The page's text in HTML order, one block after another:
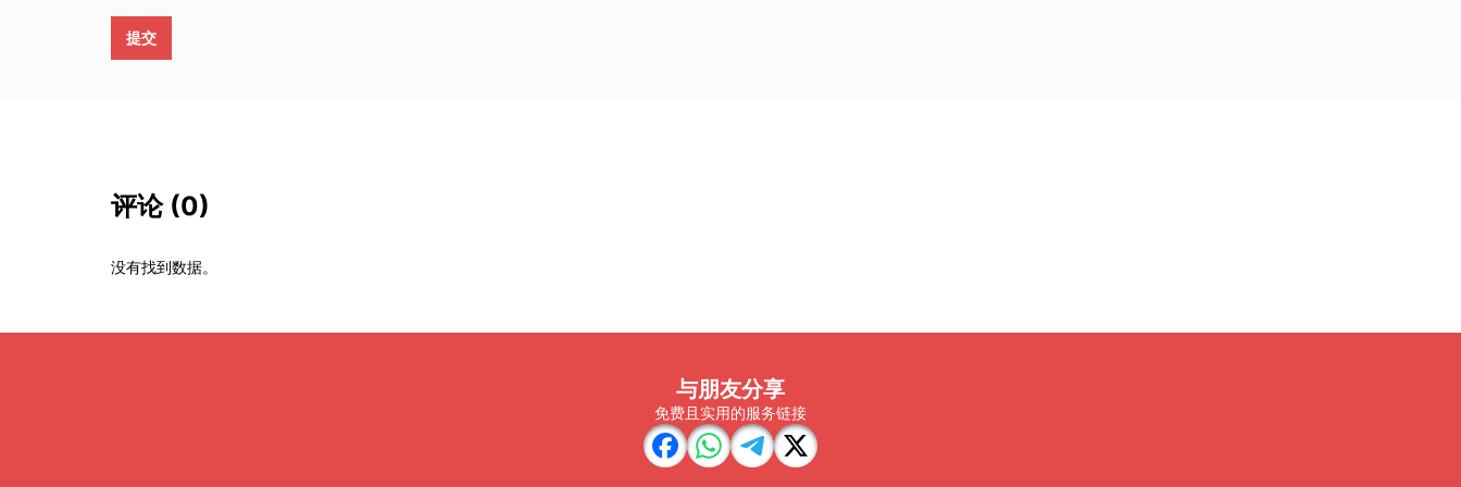
提交
评论 (0)
没有找到数据。
与朋友分享
免费且实用的服务链接